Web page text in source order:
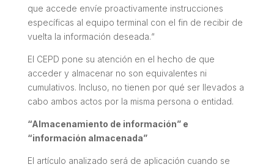
que accede envíe proactivamente instrucciones
específicas al equipo terminal con el fin de recibir de
vuelta la información deseada.“
El CEPD pone su atención en el hecho de que
acceder y almacenar no son equivalentes ni
cumulativos. Incluso, no tienen por qué ser llevados a
cabo ambos actos por la misma persona o entidad.
“Almacenamiento de información” e
“información almacenada”
El artículo analizado será de aplicación cuando se